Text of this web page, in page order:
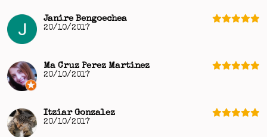
Janire Bengoechea
20/10/2017
Ma Cruz Perez Martinez
20/10/2017
Itziar Gonzalez
20/10/2017